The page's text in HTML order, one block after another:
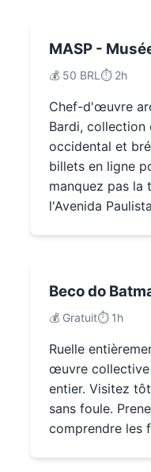
MASP -
💰 50 BRL⏱️ 2h
Chef-d'œuvre
Bardi,
occidental et
billets en ligne
manquez pas la
l'Avenida
Beco do
💰 Gratuit⏱️ 1h
Ruelle
œuvre
entier. Visitez
sans foule.
comprendre les